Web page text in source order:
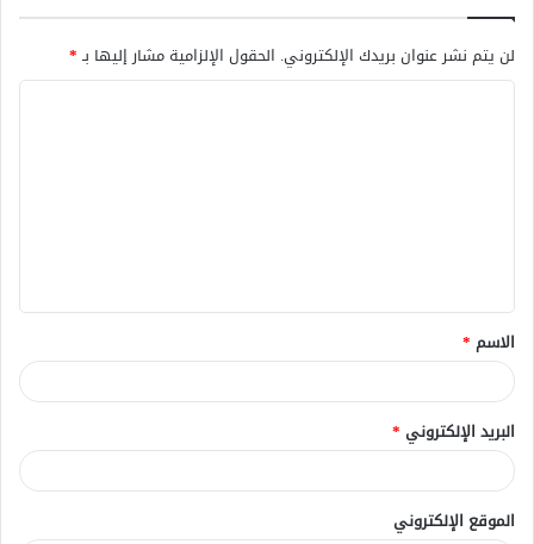
لن يتم نشر عنوان بريدك الإلكتروني. الحقول الإلزامية مشار إليها بـ*
ق
*
الاسم *
البريد الإلكتروني *
الموقع الإلكتروني